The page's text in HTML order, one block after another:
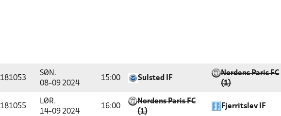
181053
SØN.
08-09 2024
15:00 Sulsted IF
Nordens Paris FC
(1)
181055
LØR.
14-09 2024
16:00
Nordens Paris FC
(1)
Fjerritslev IF